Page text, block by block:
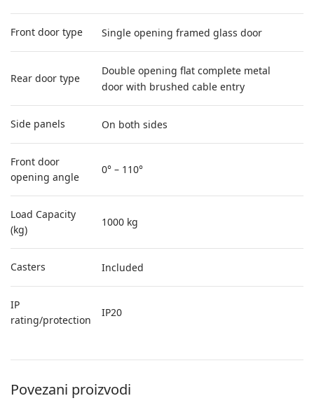
Front door type Single opening framed glass door
Rear door type
Double opening flat complete metal
door with brushed cable entry
Side panels On both sides
Front door
opening angle
0° – 110°
Load Capacity
(kg)
1000 kg
Casters Included
IP
rating/protection
IP20
Povezani proizvodi